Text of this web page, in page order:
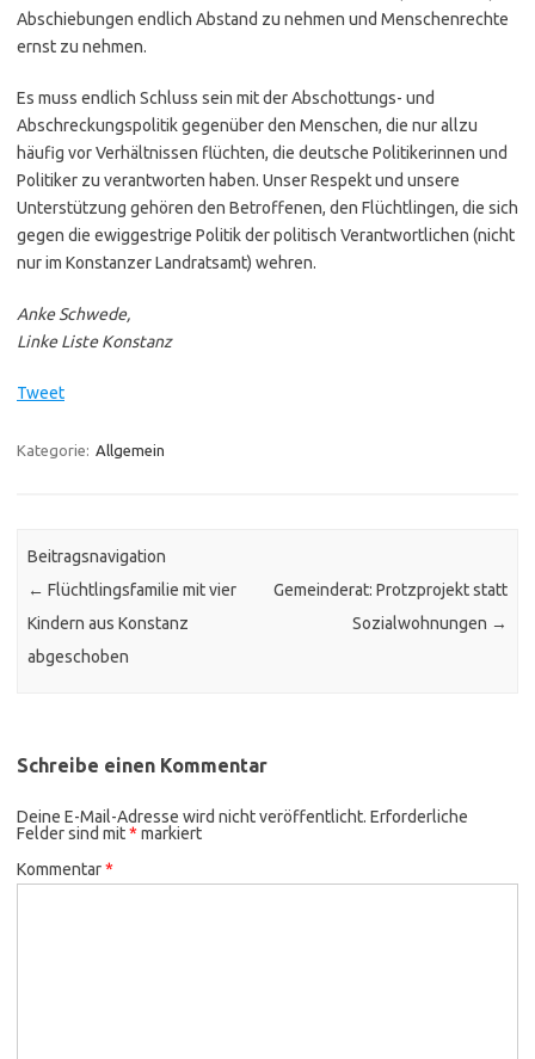
Abschiebungen endlich Abstand zu nehmen und Menschenrechte
ernst zu nehmen.
Es muss endlich Schluss sein mit der Abschottungs- und
Abschreckungspolitik gegenüber den Menschen, die nur allzu
häufig vor Verhältnissen flüchten, die deutsche Politikerinnen und
Politiker zu verantworten haben. Unser Respekt und unsere
Unterstützung gehören den Betroffenen, den Flüchtlingen, die sich
gegen die ewiggestrige Politik der politisch Verantwortlichen (nicht
nur im Konstanzer Landratsamt) wehren.
Anke Schwede,
Linke Liste Konstanz
Tweet
Kategorie: Allgemein
Beitragsnavigation
← Flüchtlingsfamilie mit vier
Kindern aus Konstanz
abgeschoben
Gemeinderat: Protzprojekt statt
Sozialwohnungen →
Schreibe einen Kommentar
Deine E-Mail-Adresse wird nicht veröffentlicht. Erforderliche
Felder sind mit* markiert
Kommentar*